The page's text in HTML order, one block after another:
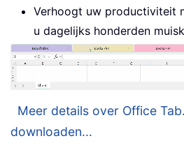
Verhoogt uw productiviteit
u dagelijks honderden
Meer details over Office
downloaden...